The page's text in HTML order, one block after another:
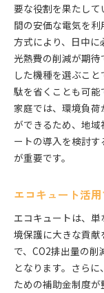
要な役割を果たし
間の安価な電気を
方式により、日中に
光熱費の削減が期
した機種を選ぶこ
駄を省くことも可能
家庭では、環境負
ができるため、地
ートの導入を検討
が重要です。
エコキュート活
エコキュートは、
境保護に大きな貢
で、CO2排出量の
となります。さら
ための補助金制度